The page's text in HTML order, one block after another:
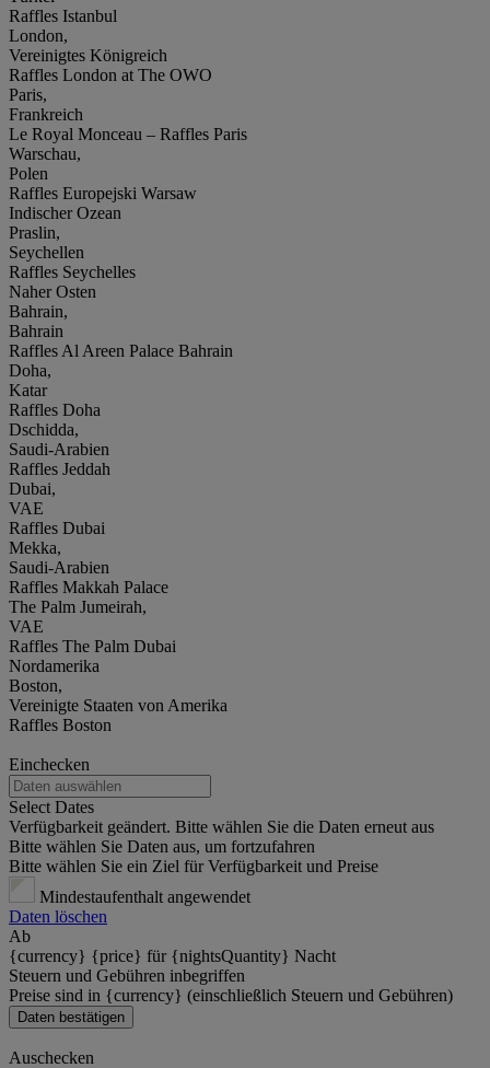
Raffles Istanbul
London,
Vereinigtes Königreich
Raffles London at The OWO
Paris,
Frankreich
Le Royal Monceau – Raffles Paris
Warschau,
Polen
Raffles Europejski Warsaw
Indischer Ozean
Praslin,
Seychellen
Raffles Seychelles
Naher Osten
Bahrain,
Bahrain
Raffles Al Areen Palace Bahrain
Doha,
Katar
Raffles Doha
Dschidda,
Saudi-Arabien
Raffles Jeddah
Dubai,
VAE
Raffles Dubai
Mekka,
Saudi-Arabien
Raffles Makkah Palace
The Palm Jumeirah,
VAE
Raffles The Palm Dubai
Nordamerika
Boston,
Vereinigte Staaten von Amerika
Raffles Boston
Einchecken
Select Dates
Verfügbarkeit geändert. Bitte wählen Sie die Daten erneut aus
Bitte wählen Sie Daten aus, um fortzufahren
Bitte wählen Sie ein Ziel für Verfügbarkeit und Preise
Mindestaufenthalt angewendet
Daten löschen
Ab
{currency} {price} für {nightsQuantity} Nacht
Steuern und Gebühren inbegriffen
Preise sind in {currency} (einschließlich Steuern und Gebühren)
Daten bestätigen
Auschecken